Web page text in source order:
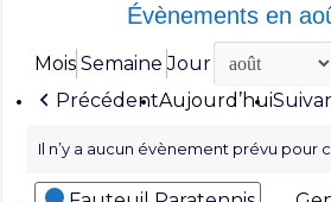
Évènements en
Mois Semaine Jour Mois
Année
PrécédentAujourd’hui
Il n’y a aucun évènement prévu pour
Catégories